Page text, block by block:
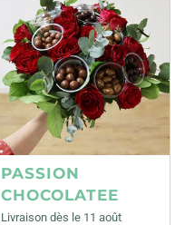
PASSION
CHOCOLATEE
Livraison dès le 11 août